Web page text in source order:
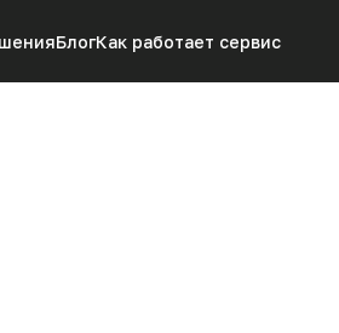
БлогКак работает сервис